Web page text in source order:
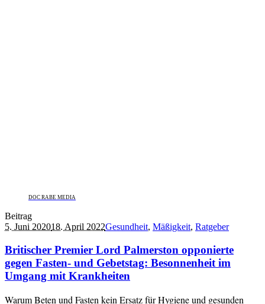
DOC RABE MEDIA
Beitrag
5. Juni 202018. April 2022Gesundheit, Mäßigkeit, Ratgeber
Britischer Premier Lord Palmerston opponierte
gegen Fasten- und Gebetstag: Besonnenheit im
Umgang mit Krankheiten
Warum Beten und Fasten kein Ersatz für Hygiene und gesunden